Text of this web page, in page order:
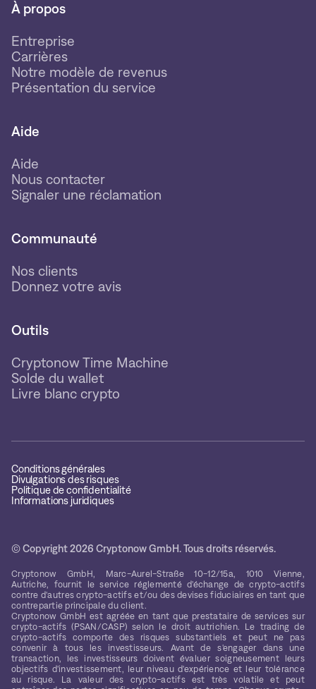
À propos
Entreprise
Carrières
Notre modèle de revenus
Présentation du service
Aide
Aide
Nous contacter
Signaler une réclamation
Communauté
Nos clients
Donnez votre avis
Outils
Cryptonow Time Machine
Solde du wallet
Livre blanc crypto
Conditions générales
Divulgations des risques
Politique de confidentialité
Informations juridiques
© Copyright 2026 Cryptonow GmbH. Tous droits réservés.
Cryptonow GmbH, Marc-Aurel-Straße 10-12/15a, 1010 Vienne,
Autriche, fournit le service réglementé d'échange de crypto-actifs
contre d'autres crypto-actifs et/ou des devises fiduciaires en tant que
contrepartie principale du client.
Cryptonow GmbH est agréée en tant que prestataire de services sur
crypto-actifs (PSAN/CASP) selon le droit autrichien. Le trading de
crypto-actifs comporte des risques substantiels et peut ne pas
convenir à tous les investisseurs. Avant de s'engager dans une
transaction, les investisseurs doivent évaluer soigneusement leurs
objectifs d'investissement, leur niveau d'expérience et leur tolérance
au risque. La valeur des crypto-actifs est très volatile et peut